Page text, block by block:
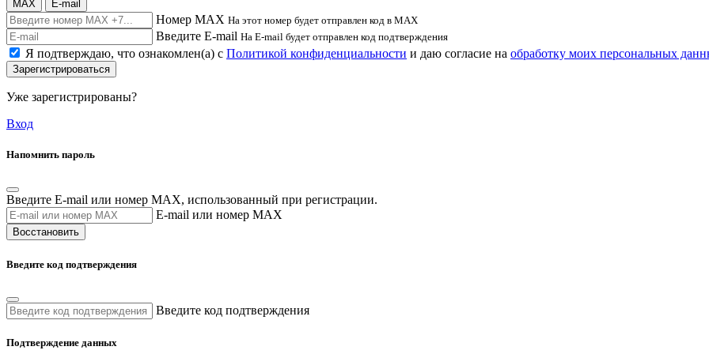
MAX E-mail
Номер MAX На этот номер будет отправлен код в MAX
Введите E-mail На E-mail будет отправлен код подтверждения
Я подтверждаю, что ознакомлен(а) с Политикой конфиденциальности и даю согласие на обработку моих персональных
Зарегистрироваться
Уже зарегистрированы?
Вход
Напомнить пароль
Введите E-mail или номер MAX, использованный при регистрации.
E-mail или номер MAX
Восстановить
Введите код подтверждения
Введите код подтверждения
Подтверждение данных